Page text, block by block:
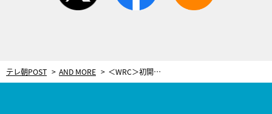
テレ朝POST AND MORE ＜WRC＞初開催のチリでトヨタが優勝！WRC2クラスではトヨタ育成の勝田貴元も勝利